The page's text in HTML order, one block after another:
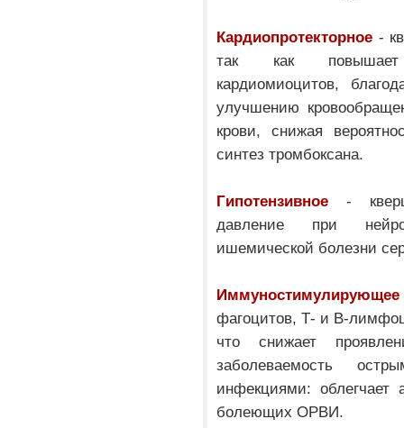
Кардиопротекторное -
так как повышает
кардиомиоцитов,
улучшению
крови, снижая
синтез тромбоксана.
Гипотензивное -
давление при
ишемической болезни
Иммуностимулирующее
фагоцитов, Т- и В-
что снижает
заболеваемость
инфекциями: облегчает
болеющих ОРВИ.